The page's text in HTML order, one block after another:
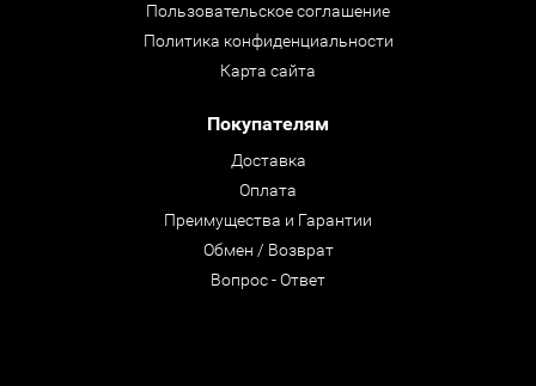
Пользовательское соглашение
Политика конфиденциальности
Карта сайта
Покупателям
Доставка
Оплата
Преимущества и Гарантии
Обмен / Возврат
Вопрос - Ответ